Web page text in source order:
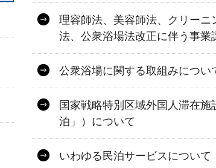
理容師法、美容師法、クリー
法、公衆浴場法改正に伴う事業
公衆浴場に関する取組みについ
国家戦略特別区域外国人滞在
泊」）について
いわゆる民泊サービスについて